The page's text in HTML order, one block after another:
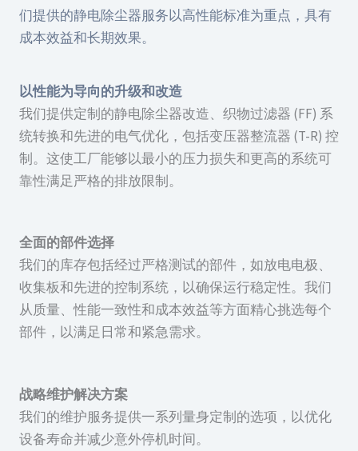
们提供的静电除尘器服务以高性能标准为重点，具有
成本效益和长期效果。
以性能为导向的升级和改造
我们提供定制的静电除尘器改造、织物过滤器 (FF) 系
统转换和先进的电气优化，包括变压器整流器 (T-R) 控
制。这使工厂能够以最小的压力损失和更高的系统可
靠性满足严格的排放限制。
全面的部件选择
我们的库存包括经过严格测试的部件，如放电电极、
收集板和先进的控制系统，以确保运行稳定性。我们
从质量、性能一致性和成本效益等方面精心挑选每个
部件，以满足日常和紧急需求。
战略维护解决方案
我们的维护服务提供一系列量身定制的选项，以优化
设备寿命并减少意外停机时间。